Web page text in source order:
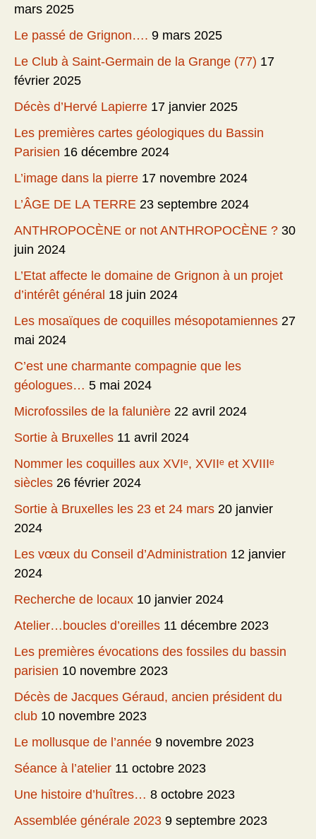
mars 2025
Le passé de Grignon…. 9 mars 2025
Le Club à Saint-Germain de la Grange (77) 17
février 2025
Décès d’Hervé Lapierre 17 janvier 2025
Les premières cartes géologiques du Bassin
Parisien 16 décembre 2024
L’image dans la pierre 17 novembre 2024
L’ÂGE DE LA TERRE 23 septembre 2024
ANTHROPOCÈNE or not ANTHROPOCÈNE ? 30
juin 2024
L’Etat affecte le domaine de Grignon à un projet
d’intérêt général 18 juin 2024
Les mosaïques de coquilles mésopotamiennes 27
mai 2024
C’est une charmante compagnie que les
géologues… 5 mai 2024
Microfossiles de la falunière 22 avril 2024
Sortie à Bruxelles 11 avril 2024
Nommer les coquilles aux XVIᵉ, XVIIᵉ et XVIIIᵉ
siècles 26 février 2024
Sortie à Bruxelles les 23 et 24 mars 20 janvier
2024
Les vœux du Conseil d’Administration 12 janvier
2024
Recherche de locaux 10 janvier 2024
Atelier…boucles d’oreilles 11 décembre 2023
Les premières évocations des fossiles du bassin
parisien 10 novembre 2023
Décès de Jacques Géraud, ancien président du
club 10 novembre 2023
Le mollusque de l’année 9 novembre 2023
Séance à l’atelier 11 octobre 2023
Une histoire d’huîtres… 8 octobre 2023
Assemblée générale 2023 9 septembre 2023